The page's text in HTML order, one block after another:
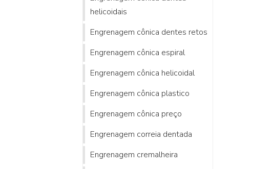
helicoidais
Engrenagem cônica dentes retos
Engrenagem cônica espiral
Engrenagem cônica helicoidal
Engrenagem cônica plastico
Engrenagem cônica preço
Engrenagem correia dentada
Engrenagem cremalheira